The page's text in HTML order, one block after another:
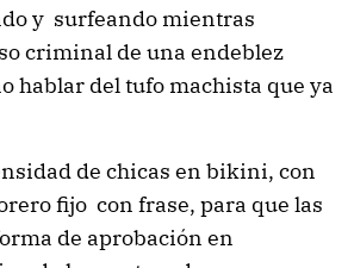
y surfeando mientras
criminal de una endeblez
hablar del tufo machista que ya
de chicas en bikini, con
fijo con frase, para que las
de aprobación en